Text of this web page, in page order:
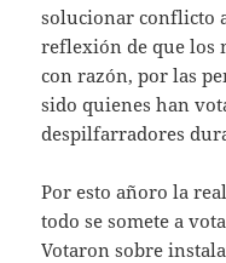
solucionar conflicto
reflexión de que los
con razón, por las
sido quienes han
despilfarradores
Por esto añoro la
todo se somete a
Votaron sobre